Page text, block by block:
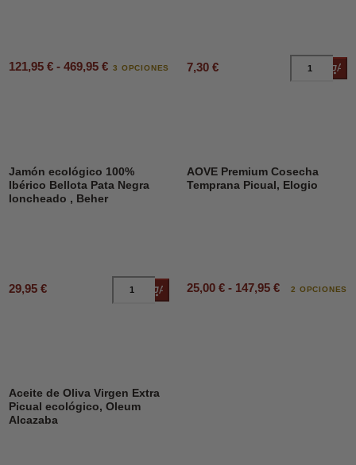
121,95 € - 469,95 € 3 OPCIONES 7,30 €
Jamón ecológico 100%
Ibérico Bellota Pata Negra
loncheado , Beher
29,95 € Añadir al carrito
AOVE Premium Cosecha
Temprana Picual, Elogio
25,00 € - 147,95 € 2 OPCIONES
Aceite de Oliva Virgen Extra
Picual ecológico, Oleum
Alcazaba